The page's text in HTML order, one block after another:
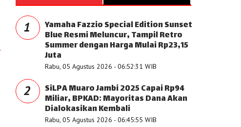
1 Yamaha Fazzio Special Edition Sunset
Blue Resmi Meluncur, Tampil Retro
Summer dengan Harga Mulai Rp23,15
Juta
Rabu, 05 Agustus 2026 - 06:52:31 WIB
2 SiLPA Muaro Jambi 2025 Capai Rp94
Miliar, BPKAD: Mayoritas Dana Akan
Dialokasikan Kembali
Rabu, 05 Agustus 2026 - 06:45:55 WIB